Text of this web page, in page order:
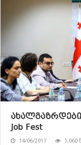
Job Fest
14/06/2017 1,060